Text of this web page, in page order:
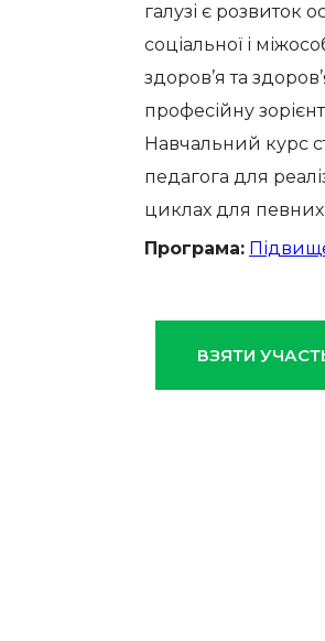
галузі є розвиток
соціальної і
здоров’я та
професійну
Навчальний курс
педагога для
циклах для певних
Програма:
ВЗЯТИ